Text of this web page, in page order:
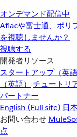
オンデマンド配信中
Aflacや富士通、ポリ
を視聴しませんか？
視聴する
開発者リソース
スタートアップ（英語
（英語）
チュートリ
パートナー
English (Full site) 日
お問い合わせ
点